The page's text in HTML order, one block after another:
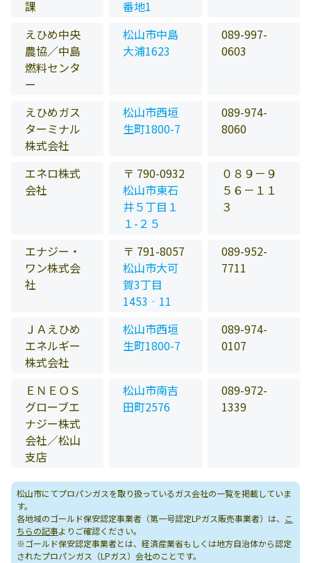
課
番地1
えひめ中央
農協／中島
燃料センタ
ー
松山市中島
大浦1623
089-997-
0603
えひめガス
ターミナル
株式会社
松山市西垣
生町1800-7
089-974-
8060
エネロ株式
会社
〒 790-0932
松山市東石
井５丁目１
１-２５
０８９－９
５６－１１
３
エナジー・
ワン株式会
社
〒 791-8057
松山市大可
賀3丁目
1453‐11
089-952-
7711
ＪＡえひめ
エネルギー
株式会社
松山市西垣
生町1800-7
089-974-
0107
ＥＮＥＯＳ
グローブエ
ナジー株式
会社／松山
支店
松山市南吉
田町2576
089-972-
1339
松山市にてプロパンガスを取り扱っているガス会社の一覧を掲載していま
す。
各地域のゴールド保安認定事業者（第一号認定LPガス販売事業者）は、
こ
ちらの記事よりご確認ください。
※ゴールド保安認定事業者とは、経済産業省もしくは地方自治体から認定
されたプロパンガス（LPガス）会社のことです。